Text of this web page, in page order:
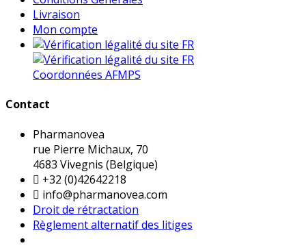
Livraison
Mon compte
Coordonnées AFMPS
Contact
Pharmanovea
rue Pierre Michaux, 70
4683 Vivegnis (Belgique)
 +32 (0)42642218
 info@pharmanovea.com
Droit de rétractation
Règlement alternatif des litiges